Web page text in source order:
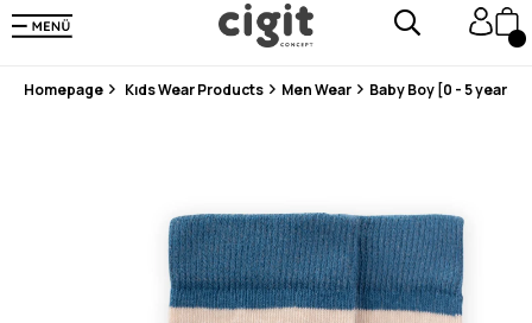
En Uygun Fiyat Garantisi !
300₺ ve Üzeri Alışverişlerde Kargo Ücretsiz !
Homepage Kıds Wear Products Men Wear Baby Boy [0 - 5 years]